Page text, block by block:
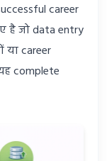
career
है जो data entry
या career
complete